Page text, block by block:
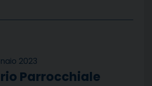
2023
Parrocchiale